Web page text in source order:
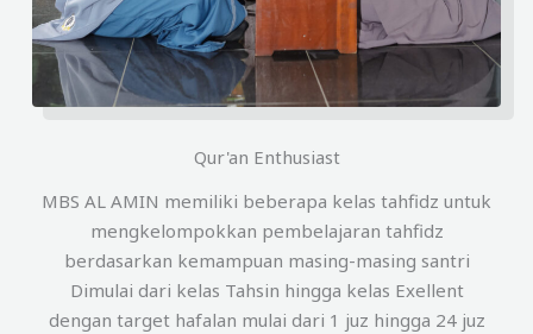
Qur'an Enthusiast
MBS AL AMIN memiliki beberapa kelas tahfidz untuk
mengkelompokkan pembelajaran tahfidz
berdasarkan kemampuan masing-masing santri
Dimulai dari kelas Tahsin hingga kelas Exellent
dengan target hafalan mulai dari 1 juz hingga 24 juz